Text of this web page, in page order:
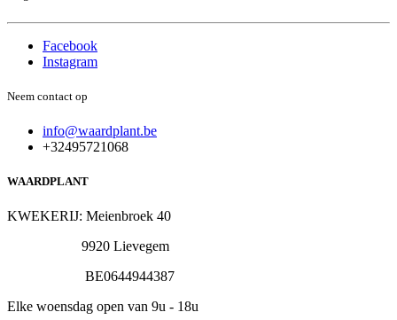
Facebook
Instagram
Neem contact op
info@waardplant.be
+32495721068
WAARDPLANT
KWEKERIJ: Meienbroek 40
9920 Lievegem
BE0644944387
Elke woensdag open van 9u - 18u